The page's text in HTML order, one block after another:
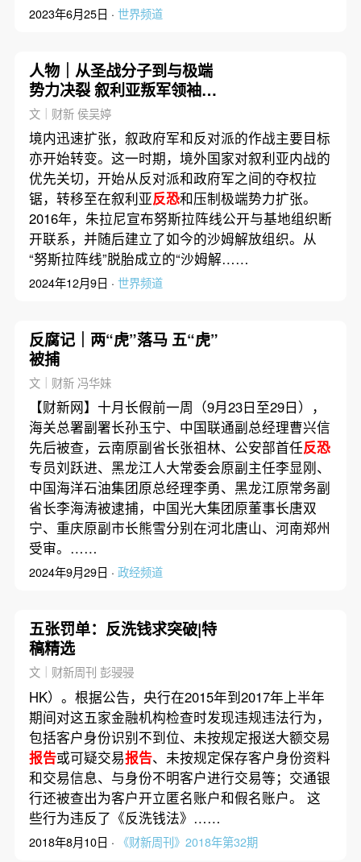
2023年6月25日 · 世界频道
人物｜从圣战分子到与极端
势力决裂 叙利亚叛军领袖朱
拉尼是何人
文｜财新 侯吴婷
境内迅速扩张，叙政府军和反对派的作战主要目标
亦开始转变。这一时期，境外国家对叙利亚内战的
优先关切，开始从反对派和政府军之间的夺权拉
锯，转移至在叙利亚反恐和压制极端势力扩张。
2016年，朱拉尼宣布努斯拉阵线公开与基地组织断
开联系，并随后建立了如今的沙姆解放组织。从
“努斯拉阵线”脱胎成立的“沙姆解……
2024年12月9日 · 世界频道
反腐记｜两“虎”落马 五“虎”
被捕
文｜财新 冯华妹
【财新网】十月长假前一周（9月23日至29日），
海关总署副署长孙玉宁、中国联通副总经理曹兴信
先后被查，云南原副省长张祖林、公安部首任反恐
专员刘跃进、黑龙江人大常委会原副主任李显刚、
中国海洋石油集团原总经理李勇、黑龙江原常务副
省长李海涛被逮捕，中国光大集团原董事长唐双
宁、重庆原副市长熊雪分别在河北唐山、河南郑州
受审。……
2024年9月29日 · 政经频道
五张罚单：反洗钱求突破|特
稿精选
文｜财新周刊 彭骎骎
HK）。根据公告，央行在2015年到2017年上半年
期间对这五家金融机构检查时发现违规违法行为，
包括客户身份识别不到位、未按规定报送大额交易
报告或可疑交易报告、未按规定保存客户身份资料
和交易信息、与身份不明客户进行交易等；交通银
行还被查出为客户开立匿名账户和假名账户。 这
些行为违反了《反洗钱法》……
2018年8月10日 · 《财新周刊》2018年第32期